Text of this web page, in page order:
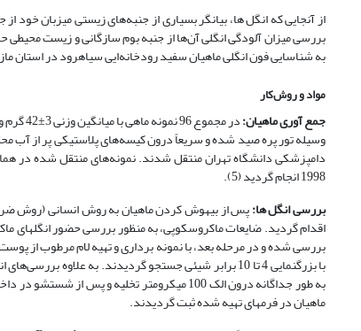
از آنجایی که انگل ها، بیانگر بسیاری از جنبه‌های زیستی میزبان
بررسی میزان آلودگی انگلی آن‌ها از جنبه بوم سازگانی و زیست محیطی
به شناسایی فون انگلی ماهیان سفید رودخانه‌ایی سیاهرود در استان
مواد و روش‌کار
جمع آوری ماهیان:
وسیله تور پره صید شده و سریعاً درون کیسه‌های پلاستیکی پر از آب
1998 انجام گردید (5).
بررسی انگل ها:پس از بیهوش کردن ماهیان به روش انسانی (روش
بررسی شده و در مرحله بعد، با نمونه برداری و تهیه لام مرطوب از
با بزرگنمایی 4 تا 10 برابر شیئی جستجو گردیدند. به
به طور جداگانه درون الک 100 میکرومتر
ماهیان در فرم­های تهیه شده ثبت گردیدند.